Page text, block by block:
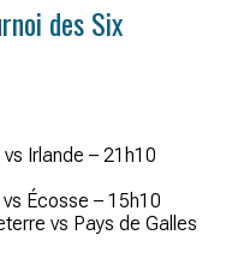
des Six
Irlande – 21h10
vs Écosse – 15h10
vs Pays de Galles